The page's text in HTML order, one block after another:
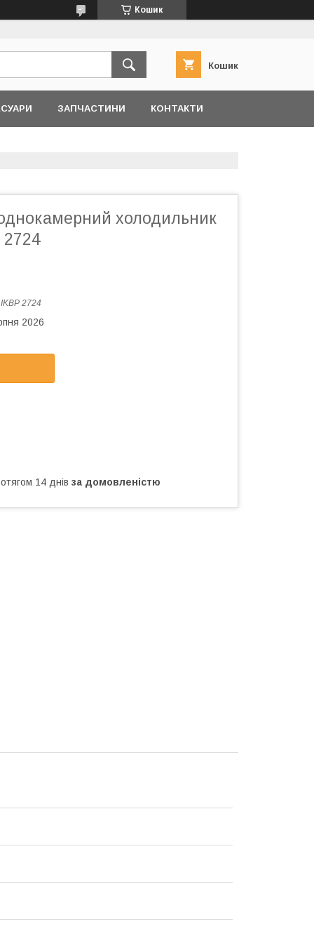
Кошик
Кошик
ЗАПЧАСТИНИ КОНТАКТИ
холодильник
2724
IKBP 2724
2026
14 днів за домовленістю